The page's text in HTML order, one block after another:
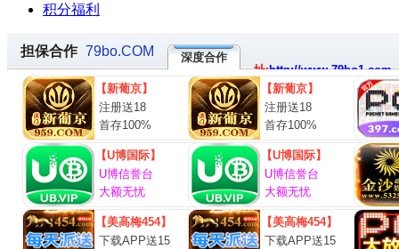
积分福利